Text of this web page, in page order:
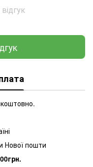
Нової пошти